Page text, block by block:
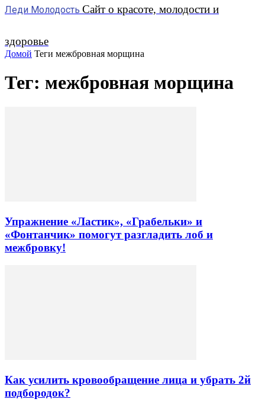
Леди Молодость Сайт о красоте, молодости и
здоровье
Домой Теги межбровная морщина
Тег: межбровная морщина
Упражнение «Ластик», «Грабельки» и
«Фонтанчик» помогут разгладить лоб и
межбровку!
Как усилить кровообращение лица и убрать 2й
подбородок?